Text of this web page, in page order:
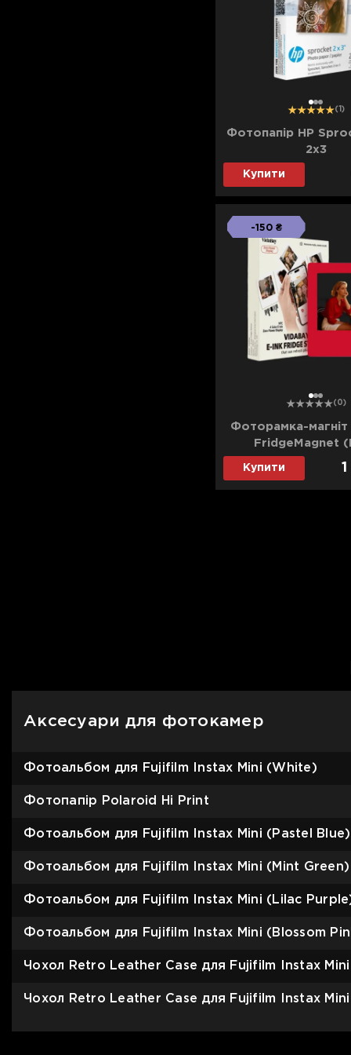
12 3 (1)
Фотопапір HP
2x3
Купити
12 3
-150 ₴
(0)
Фоторамка-магніт
FridgeMagnet
Купити
Аксесуари для фотокамер
Фотоальбом для Fujifilm Instax Mini (White)
Фотопапір Polaroid Hi Print
Фотоальбом для Fujifilm Instax Mini (Pastel Blue)
Фотоальбом для Fujifilm Instax Mini (Mint Green)
Фотоальбом для Fujifilm Instax Mini (Lilac
Фотоальбом для Fujifilm Instax Mini (Blossom
Чохол Retro Leather Case для Fujifilm Instax Mini
Чохол Retro Leather Case для Fujifilm Instax